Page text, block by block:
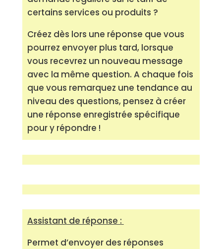
certains services ou produits ?
Créez dès lors une réponse que vous
pourrez envoyer plus tard, lorsque
vous recevrez un nouveau message
avec la même question. A chaque fois
que vous remarquez une tendance au
niveau des questions, pensez à créer
une réponse enregistrée spécifique
pour y répondre !
Assistant de réponse :
Permet d’envoyer des réponses